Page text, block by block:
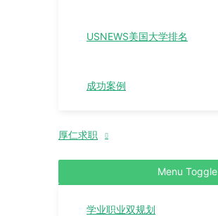
USNEWS美国大学排名
成功案例
厚仁求职
Menu Toggle
学业职业双规划